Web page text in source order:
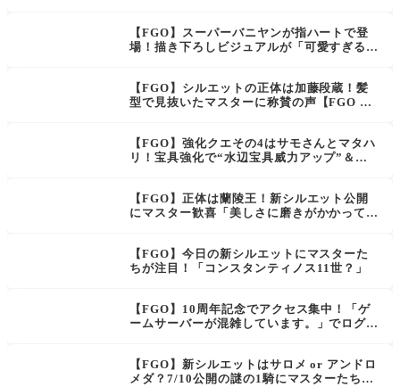
【FGO】スーパーバニヤンが指ハートで登
場！描き下ろしビジュアルが「可愛すぎる」
【FGO】シルエットの正体は加藤段蔵！髪
型で見抜いたマスターに称賛の声【FGO Fe
【FGO】強化クエその4はサモさんとマタハ
リ！宝具強化で“水辺宝具威力アップ”＆ス
【FGO】正体は蘭陵王！新シルエット公開
にマスター歓喜「美しさに磨きがかかって
【FGO】今日の新シルエットにマスターた
ちが注目！「コンスタンティノス11世？」
【FGO】10周年記念でアクセス集中！「ゲ
ームサーバーが混雑しています。」でログイ
【FGO】新シルエットはサロメ or アンドロ
メダ？7/10公開の謎の1騎にマスターたちが